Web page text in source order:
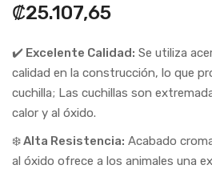
₡25.107,65
✔️ Excelente Calidad: Se utiliza
calidad en la construcción, lo que
cuchilla; Las cuchillas son
calor y al óxido.
❄️ Alta Resistencia: Acabado
al óxido ofrece a los animales una